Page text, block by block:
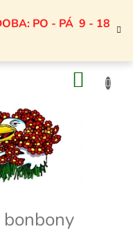
PO - PÁ 9 - 18
bonbony